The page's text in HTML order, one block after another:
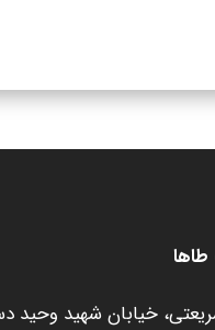
خیابان شهید وحید